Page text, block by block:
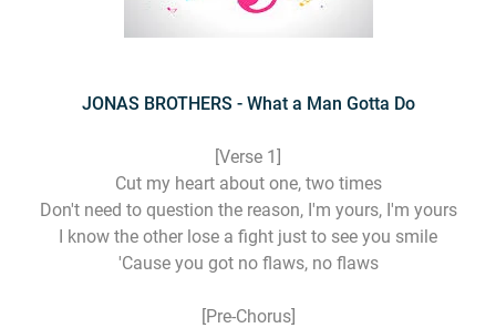
JONAS BROTHERS - What a Man Gotta Do
[Verse 1]
Cut my heart about one, two times
Don't need to question the reason, I'm yours, I'm yours
I know the other lose a fight just to see you smile
'Cause you got no flaws, no flaws
[Pre-Chorus]